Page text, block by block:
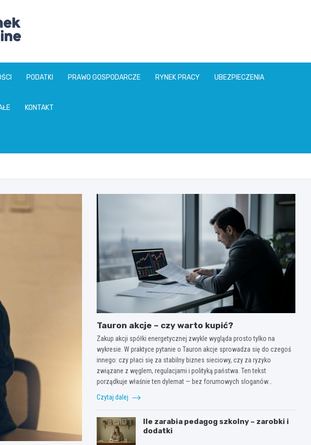
PODATKI PRAWO GOSPODARCZE RYNEK PRACY UBEZPIECZENIA
KONTAKT
Tauron akcje – czy warto kupić?
Zakup akcji spółki energetycznej zwykle wygląda prosto tylko na
wykresie. W praktyce pytanie o Tauron akcje sprowadza się do czegoś
innego: czy płaci się za stabilny biznes sieciowy, czy za ryzyko
związane z węglem, regulacjami i polityką państwa. Ten tekst
porządkuje właśnie ten dylemat — bez forumowych sloganów…
Czytaj dalej
Ile zarabia pedagog szkolny – zarobki i
dodatki